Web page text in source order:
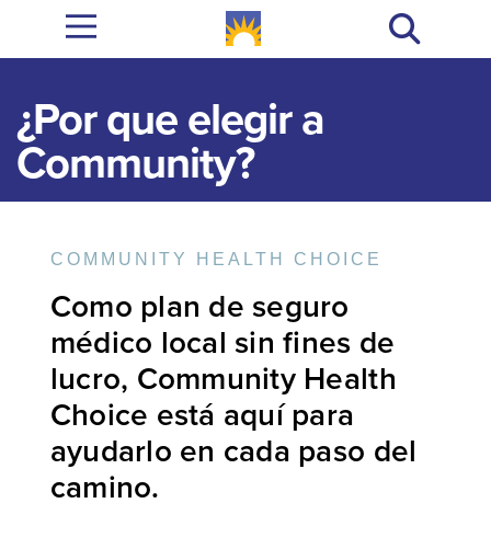
¿Por que elegir a
Community?
COMMUNITY HEALTH CHOICE
Como plan de seguro
médico local sin fines de
lucro, Community Health
Choice está aquí para
ayudarlo en cada paso del
camino.